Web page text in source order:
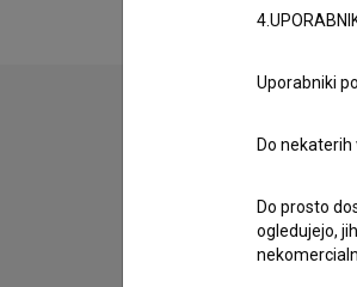
Stik z
imam vprašanje
Uporabniki
Do
Do prosto
ogledujejo,